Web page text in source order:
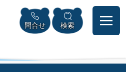
を飛ばして本文へ
問合せ 検索